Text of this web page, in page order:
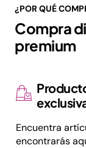
¿POR QUÉ
Compra
premium
Encuentra
encontrarás